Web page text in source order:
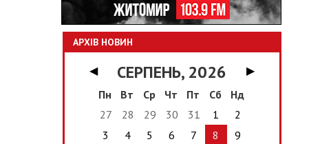
АРХІВ НОВИН
◀ СЕРПЕНЬ, 2026
▶
Пн
Вт Ср Чт Пт Сб
Нд
27
28 29 30 31 1
2
3
4 5 6 7 8
9